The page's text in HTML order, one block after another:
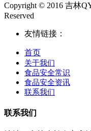
Copyright © 2016 吉林
Reserved
友情链接：
首页
关于我们
食品安全常识
食品安全资讯
联系我们
联系我们